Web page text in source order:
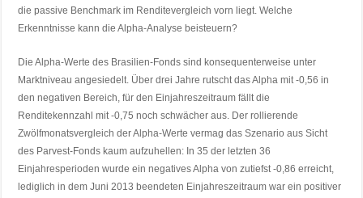
die passive Benchmark im Renditevergleich vorn liegt. Welche
Erkenntnisse kann die Alpha-Analyse beisteuern?
Die Alpha-Werte des Brasilien-Fonds sind konsequenterweise unter
Marktniveau angesiedelt. Über drei Jahre rutscht das Alpha mit -0,56 in
den negativen Bereich, für den Einjahreszeitraum fällt die
Renditekennzahl mit -0,75 noch schwächer aus. Der rollierende
Zwölfmonatsvergleich der Alpha-Werte vermag das Szenario aus Sicht
des Parvest-Fonds kaum aufzuhellen: In 35 der letzten 36
Einjahresperioden wurde ein negatives Alpha von zutiefst -0,86 erreicht,
lediglich in dem Juni 2013 beendeten Einjahreszeitraum war ein positiver